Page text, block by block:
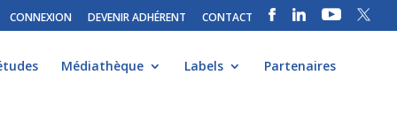
CONNEXION DEVENIR ADHÉRENT CONTACT
Médiathèque Labels Partenaires